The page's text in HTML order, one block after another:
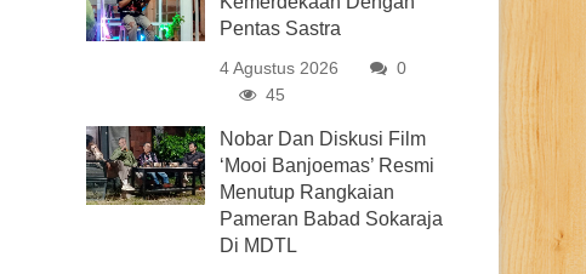
Pentas Sastra
4 Agustus 2026
0
45
Nobar Dan Diskusi Film
‘Mooi Banjoemas’ Resmi
Menutup Rangkaian
Pameran Babad Sokaraja
Di MDTL